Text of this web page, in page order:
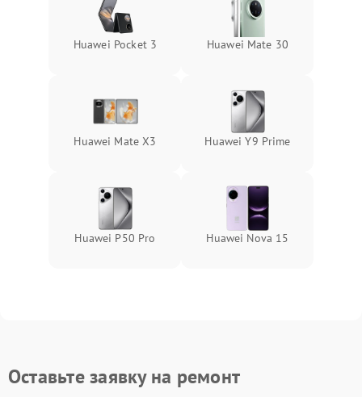
Huawei Pocket 3 Huawei Mate 30
Huawei Mate X3 Huawei Y9 Prime
Huawei P50 Pro Huawei Nova 15
Оставьте заявку на ремонт